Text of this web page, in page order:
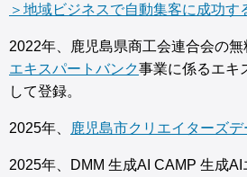
＞地域ビジネスで自動集客に成功す
2022年、鹿児島県商工会連合会の無
エキスパートバンク事業に係るエキ
して登録。
2025年、 鹿児島市クリエイターズデ
2025年、DMM 生成AI CAMP 生成